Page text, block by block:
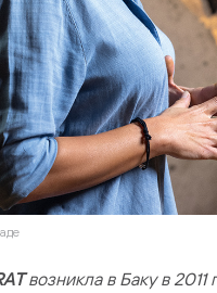
возникла в Баку в 2011